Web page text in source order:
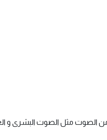
الصوت مثل الصوت البشرى و